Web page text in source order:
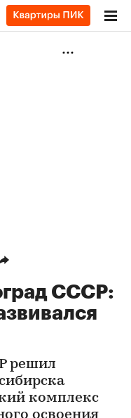
СССР:
решил
комплекс
освоения